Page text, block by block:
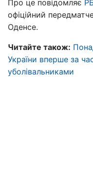
Про це повідомляє
офіційний
Оденсе.
Читайте також:
України вперше за
уболівальниками